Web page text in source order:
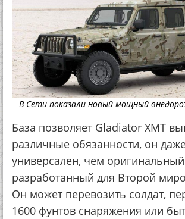
В Сети показали новый мощный
База позволяет Gladiator XMT
различные обязанности, он
универсален, чем
разработанный для Второй
Он может перевозить солдат,
1600 фунтов снаряжения или